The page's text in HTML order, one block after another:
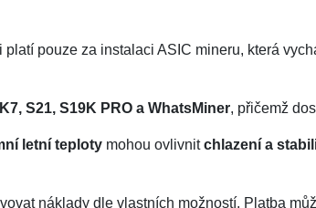
platí pouze za instalaci ASIC mineru, která
S21, S19K PRO a WhatsMiner, přičemž
letní teplotymohou ovlivnitchlazení a
náklady dle vlastních možností. Platba